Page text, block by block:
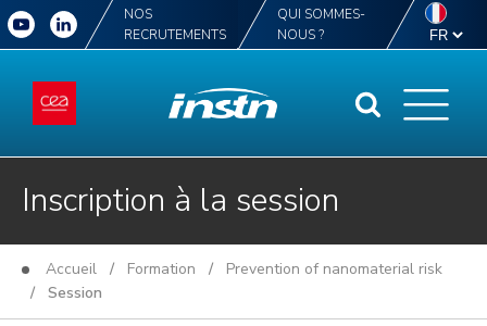
NOS
RECRUTEMENTS
QUI SOMMES-
NOUS ?
Inscription à la session
Accueil / Formation / Prevention of nanomaterial risk
/ Session